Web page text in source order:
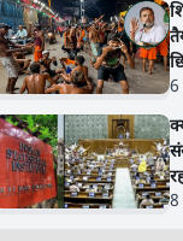
अब
तय
भाग रहे
रोकने के